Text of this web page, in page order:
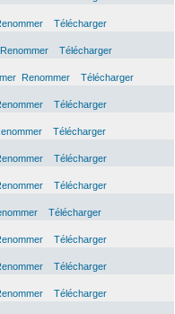
Télécharger
Renommer
Télécharger
Renommer
Télécharger
Télécharger
Télécharger
Télécharger
Télécharger
Télécharger
Télécharger
Télécharger
Télécharger